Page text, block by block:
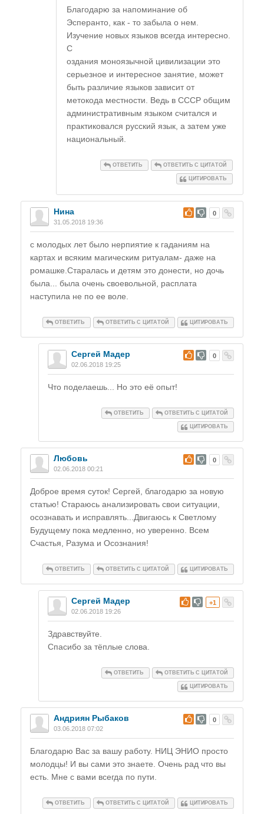
Благодарю за напоминание об
Эсперанто, как - то забыла о нем.
Изучение новых языков всегда интересно.
С
оздания моноязычной цивилизации это
серьезное и интересное занятие, может
быть различие языков зависит от
метокода местности. Ведь в СССР общим
административным языком считался и
практиковался русский язык, а затем уже
национальный.
ОТВЕТИТЬ ОТВЕТИТЬ С ЦИТАТОЙ
ЦИТИРОВАТЬ
# 0
Нина
31.05.2018 19:36
с молодых лет было нерпиятие к гаданиям на
картах и всяким магическим ритуалам- даже на
ромашке.Старалась и детям это донести, но дочь
была... была очень своевольной, расплата
наступила не по ее воле.
ОТВЕТИТЬ ОТВЕТИТЬ С ЦИТАТОЙ ЦИТИРОВАТЬ
# 0
Сергей Мадер
02.06.2018 19:25
Что поделаешь... Но это её опыт!
ОТВЕТИТЬ ОТВЕТИТЬ С ЦИТАТОЙ
ЦИТИРОВАТЬ
# 0
Любовь
02.06.2018 00:21
Доброе время суток! Сергей, благодарю за новую
статью! Стараюсь анализировать свои ситуации,
осознавать и исправлять...Двигаюсь к Светлому
Будущему пока медленно, но уверенно. Всем
Счастья, Разума и Осознания!
ОТВЕТИТЬ ОТВЕТИТЬ С ЦИТАТОЙ ЦИТИРОВАТЬ
# +1
Сергей Мадер
02.06.2018 19:26
Здравствуйте.
Спасибо за тёплые слова.
ОТВЕТИТЬ ОТВЕТИТЬ С ЦИТАТОЙ
ЦИТИРОВАТЬ
# 0
Андриян Рыбаков
03.06.2018 07:02
Благодарю Вас за вашу работу. НИЦ ЭНИО просто
молодцы! И вы сами это знаете. Очень рад что вы
есть. Мне с вами всегда по пути.
ОТВЕТИТЬ ОТВЕТИТЬ С ЦИТАТОЙ ЦИТИРОВАТЬ